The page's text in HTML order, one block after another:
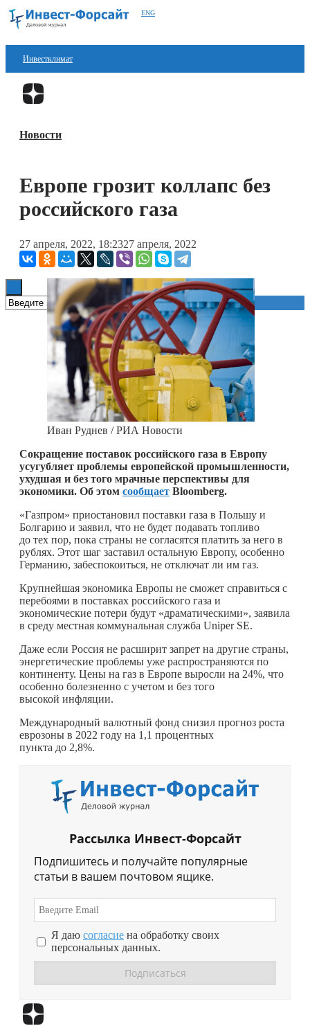
ENG
Инвестклимат
Финансы
Блокчейн
Технологии
Книги
Новости
Европе грозит коллапс без
российского газа
27 апреля, 2022, 18:2327 апреля, 2022
Иван Руднев / РИА Новости
Сокращение поставок российского газа в Европу
усугубляет проблемы европейской промышленности,
ухудшая и без того мрачные перспективы для
экономики. Об этом сообщает Bloomberg.
«Газпром» приостановил поставки газа в Польшу и
Болгарию и заявил, что не будет подавать топливо
до тех пор, пока страны не согласятся платить за него в
рублях. Этот шаг заставил остальную Европу, особенно
Германию, забеспокоиться, не отключат ли им газ.
Крупнейшая экономика Европы не сможет справиться с
перебоями в поставках российского газа и
экономические потери будут «драматическими», заявила
в среду местная коммунальная служба Uniper SE.
Даже если Россия не расширит запрет на другие страны,
энергетические проблемы уже распространяются по
континенту. Цены на газ в Европе выросли на 24%, что
особенно болезненно с учетом и без того
высокой инфляции.
Международный валютный фонд снизил прогноз роста
еврозоны в 2022 году на 1,1 процентных
пункта до 2,8%.
Рассылка Инвест-Форсайт
Подпишитесь и получайте популярные
статьи в вашем почтовом ящике.
Я даю согласие на обработку своих
персональных данных.